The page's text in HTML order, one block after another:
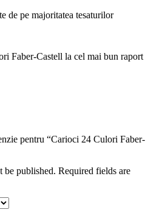
de pe majoritatea tesaturilor
Faber-Castell la cel mai bun raport
pentru “Carioci 24 Culori Faber-
published. Required fields are